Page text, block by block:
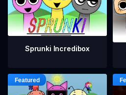
Sprunki Incredibox